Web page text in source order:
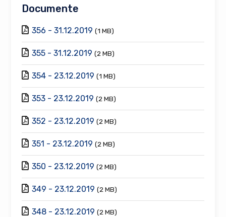
Documente
356 - 31.12.2019 (1 MB)
355 - 31.12.2019 (2 MB)
354 - 23.12.2019 (1 MB)
353 - 23.12.2019 (2 MB)
352 - 23.12.2019 (2 MB)
351 - 23.12.2019 (2 MB)
350 - 23.12.2019 (2 MB)
349 - 23.12.2019 (2 MB)
348 - 23.12.2019 (2 MB)